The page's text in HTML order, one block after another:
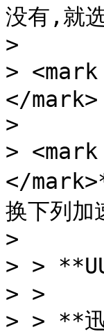
没有,就
>
>
</mark>
>
>
</
换下列
>
> >
> >
> > **